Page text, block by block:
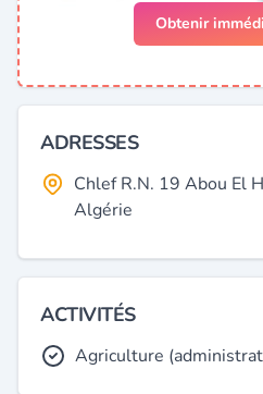
Obtenir
ADRESSES
Chlef R.N. 19 Abou El
Algérie
ACTIVITÉS
Agriculture